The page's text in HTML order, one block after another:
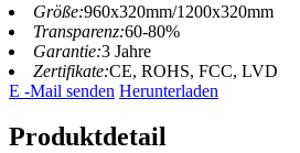
Größe:960x320mm/1200x320mm
Transparenz:60-80%
Garantie:3 Jahre
Zertifikate:CE, ROHS, FCC, LVD
E -Mail senden Herunterladen
Produktdetail